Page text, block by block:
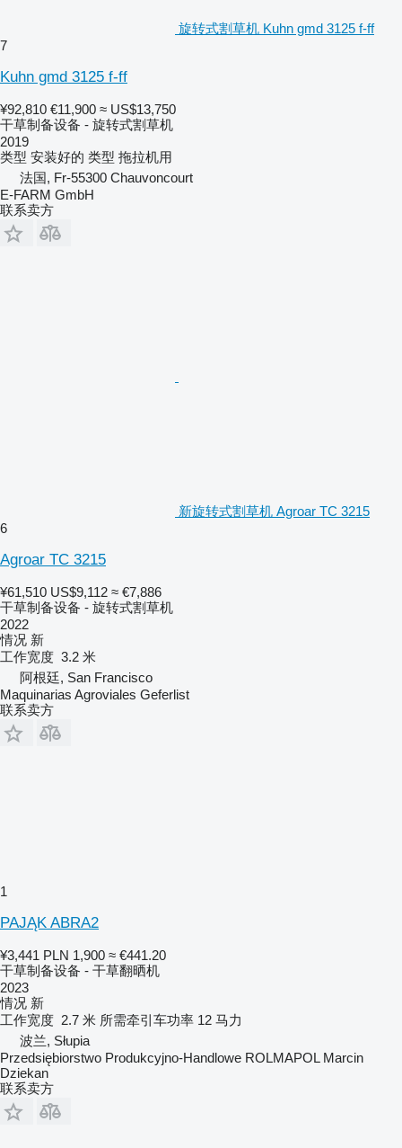
旋转式割草机 Kuhn gmd 3125 f-ff
7
Kuhn gmd 3125 f-ff
¥92,810 €11,900 ≈ US$13,750
干草制备设备 - 旋转式割草机
2019
类型 安装好的 类型 拖拉机用
法国, Fr-55300 Chauvoncourt
E-FARM GmbH
联系卖方
新旋转式割草机 Agroar TC 3215
6
Agroar TC 3215
¥61,510 US$9,112 ≈ €7,886
干草制备设备 - 旋转式割草机
2022
情况 新
工作宽度 3.2 米
阿根廷, San Francisco
Maquinarias Agroviales Geferlist
联系卖方
1
PAJĄK ABRA2
¥3,441 PLN 1,900 ≈ €441.20
干草制备设备 - 干草翻晒机
2023
情况 新
工作宽度 2.7 米 所需牵引车功率 12 马力
波兰, Słupia
Przedsiębiorstwo Produkcyjno-Handlowe ROLMAPOL Marcin
Dziekan
联系卖方